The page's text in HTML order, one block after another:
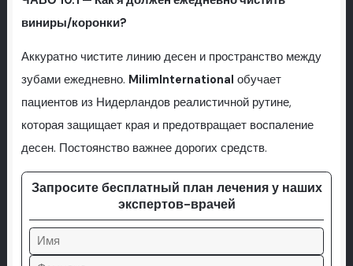
виниры/коронки?
Аккуратно чистите линию десен и пространство между
зубами ежедневно. MilimInternational обучает
пациентов из Нидерландов реалистичной рутине,
которая защищает края и предотвращает воспаление
десен. Постоянство важнее дорогих средств.
Запросите бесплатный план лечения у наших
экспертов-врачей